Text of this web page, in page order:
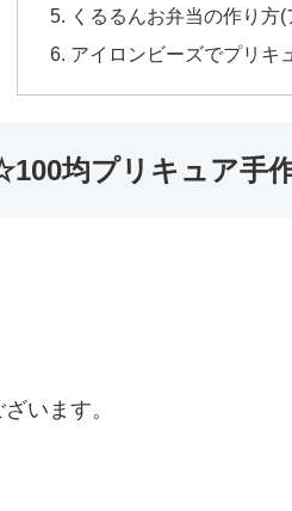
くるるんお弁当の作り方
アイロンビーズでプリキ
均プリキュア手
います。